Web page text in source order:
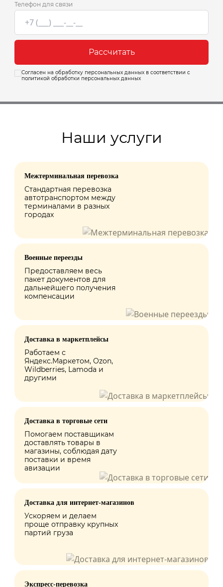
Телефон для связи
Рассчитать
Согласен на обработку персональных данных в соответствии с
политикой обработки персональных данных
Наши услуги
Межтерминальная перевозка
Стандартная перевозка
автотранспортом между
терминалами в разных
городах
Военные переезды
Предоставляем весь
пакет документов для
дальнейшего получения
компенсации
Доставка в маркетплейсы
Работаем с
Яндекс.Маркетом, Ozon,
Wildberries, Lamoda и
другими
Доставка в торговые сети
Помогаем поставщикам
доставлять товары в
магазины, соблюдая дату
поставки и время
авизации
Доставка для интернет-магазинов
Ускоряем и делаем
проще отправку крупных
партий груза
Экспресс-перевозка